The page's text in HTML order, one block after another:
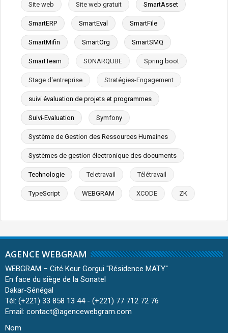
Site web Site web gratuit SmartAsset
SmartERP SmartEval SmartFile
SmartMifin SmartOrg SmartSMQ
SmartTeam SONARQUBE Spring boot
Stage d'entreprise Stratégies-Engagement
suivi évaluation de projets et programmes
Suivi-Evaluation Symfony
Système de Gestion des Ressources Humaines
Systèmes de gestion électronique des documents
Technologie Teletravail Télétravail
TypeScript WEBGRAM XCODE ZK
AGENCE WEBGRAM
WEBGRAM – Cité Keur Gorgui ''Résidence MATY''
En face du siège de la Sonatel
Dakar-Sénégal
Tél: (+221) 33 858 13 44 - (+221) 77 712 72 76
Email: contact@agencewebgram.com
Nom